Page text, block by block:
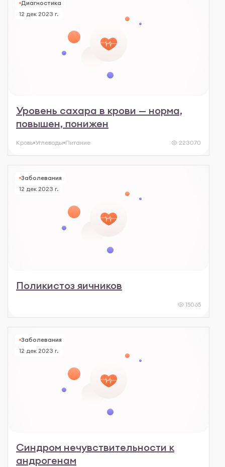
Диагностика
12 дек 2023 г.
Уровень сахара в крови — норма,
повышен, понижен
Кровь Углеводы Питание 223070
Заболевания
12 дек 2023 г.
Поликистоз яичников
15065
Заболевания
12 дек 2023 г.
Синдром нечувствительности к
андрогенам